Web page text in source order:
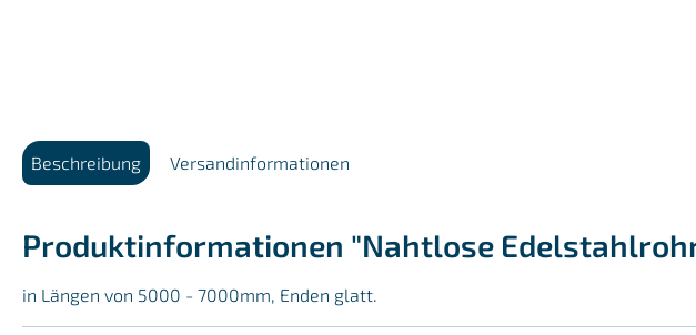
Beschreibung Versandinformationen
Produktinformationen "Nahtlose
in Längen von 5000 - 7000mm, Enden glatt.